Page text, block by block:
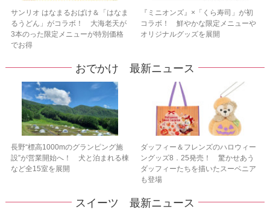
サンリオ はなまるおばけ＆「はなま
るうどん」がコラボ！ 大海老天が
3本のった限定メニューが特別価格
でお得
『ミニオンズ』×「くら寿司」が初
コラボ！ 鮮やかな限定メニューや
オリジナルグッズを展開
おでかけ 最新ニュース
長野“標高1000mのグランピング施
設”が営業開始へ！ 犬と泊まれる棟
など全15室を展開
ダッフィー＆フレンズのハロウィー
ングッズ8．25発売！ 驚かせあう
ダッフィーたちを描いたスーベニア
も登場
スイーツ 最新ニュース